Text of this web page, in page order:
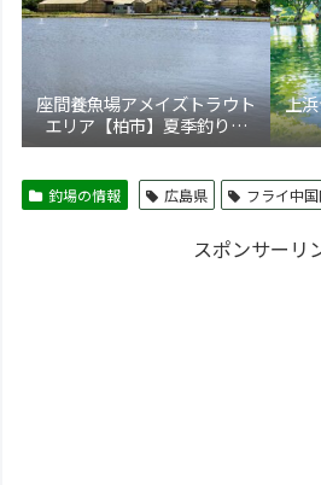
座間養魚場アメイズトラウト
エリア【柏市】夏季釣り場
5/17より新装オープン！トラ
上
釣場の情報 広島県 フライ中
スポンサーリ